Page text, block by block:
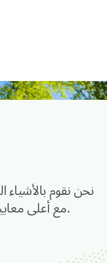
نحن نقوم
مع أعلى معايير المسؤولية البيئية والاجتماعية والحوكمة.